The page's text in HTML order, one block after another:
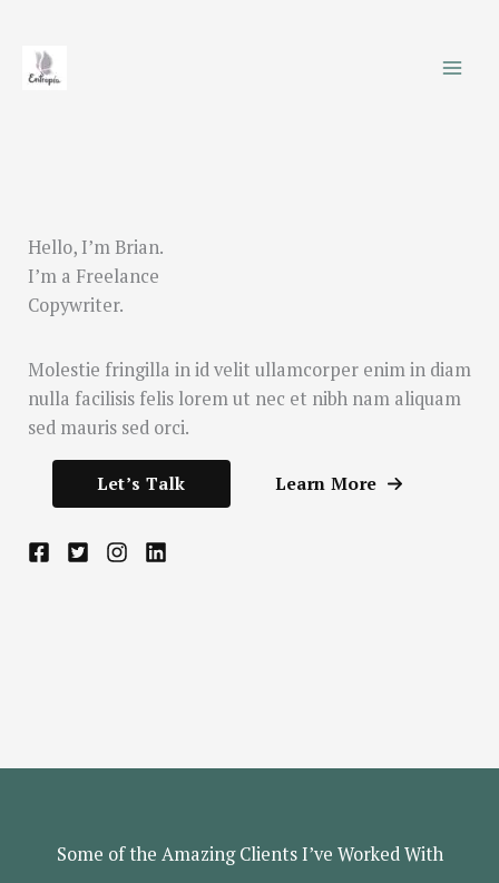
Hello, I’m Brian.
I’m a Freelance
Copywriter.
Molestie fringilla in id velit ullamcorper enim in diam
nulla facilisis felis lorem ut nec et nibh nam aliquam
sed mauris sed orci.
Let’s Talk Learn More
Some of the Amazing Clients I’ve Worked With